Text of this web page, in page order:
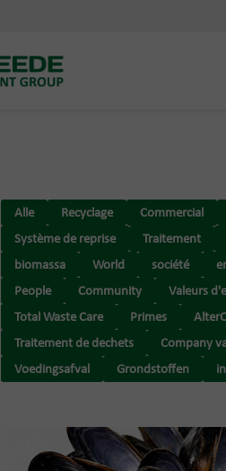
Alle Recyclage Commercial
Système de reprise
Traitement
biomassa
World société
People
Community Valeurs
Total Waste Care
Primes
Traitement de dechets
Company
Voedingsafval
Grondstoffen